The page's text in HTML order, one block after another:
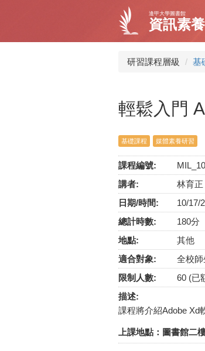
內
逢甲大學圖書館
資訊素
研習課程層級 基
輕鬆入門
基礎課程 媒體素養研習
課程編號:
講者:
林育正
日期/時間:
10/17/
總計時數:
180分
地點:
其他
適合對象:
全校師
限制人數:
60 (已
描述:
課程將介紹Adobe Xd
上課地點：圖書館二